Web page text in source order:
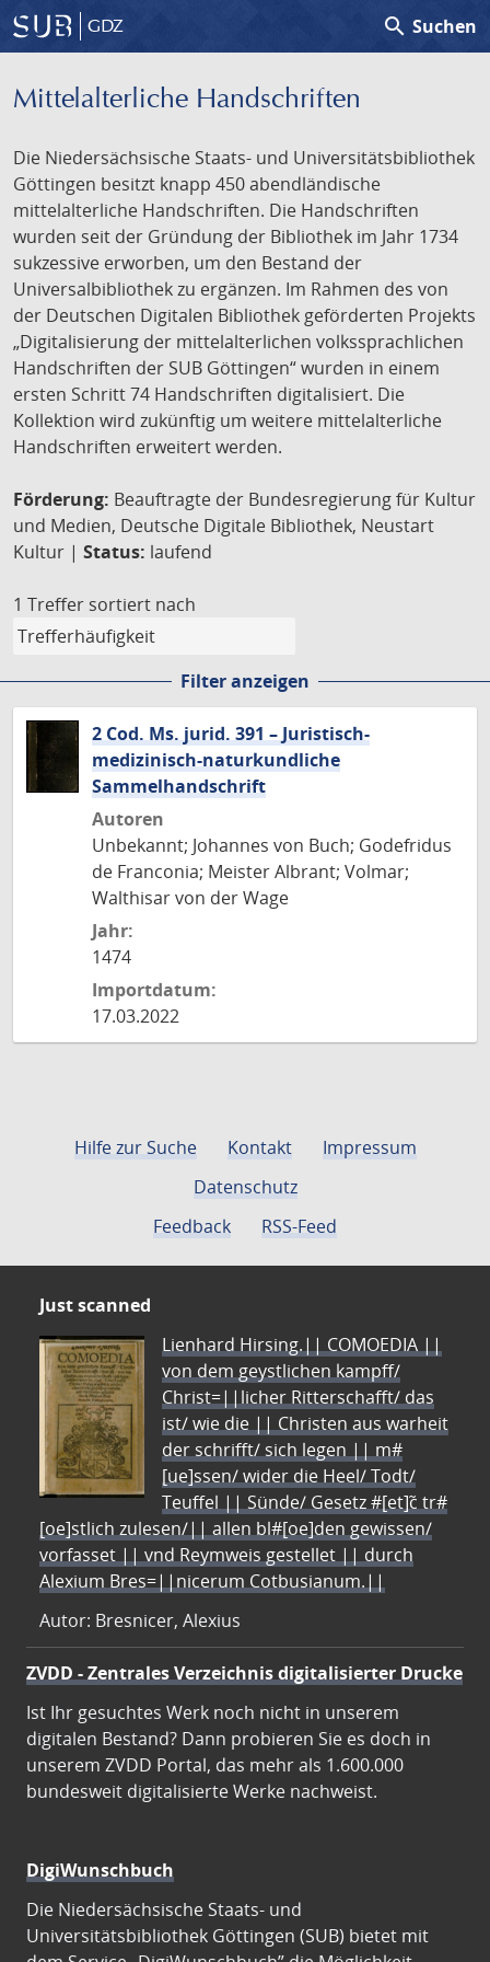
GDZ search Suchen
Mittelalterliche Handschriften
Die Niedersächsische Staats- und Universitätsbibliothek
Göttingen besitzt knapp 450 abendländische
mittelalterliche Handschriften. Die Handschriften
wurden seit der Gründung der Bibliothek im Jahr 1734
sukzessive erworben, um den Bestand der
Universalbibliothek zu ergänzen. Im Rahmen des von
der Deutschen Digitalen Bibliothek geförderten Projekts
„Digitalisierung der mittelalterlichen volkssprachlichen
Handschriften der SUB Göttingen“ wurden in einem
ersten Schritt 74 Handschriften digitalisiert. Die
Kollektion wird zukünftig um weitere mittelalterliche
Handschriften erweitert werden.
Förderung: Beauftragte der Bundesregierung für Kultur
und Medien, Deutsche Digitale Bibliothek, Neustart
Kultur | Status: laufend
1 Treffer sortiert nach
Filter anzeigen
2 Cod. Ms. jurid. 391 – Juristisch-
medizinisch-naturkundliche
Sammelhandschrift
Autoren
Unbekannt; Johannes von Buch; Godefridus
de Franconia; Meister Albrant; Volmar;
Walthisar von der Wage
Jahr:
1474
Importdatum:
17.03.2022
Hilfe zur Suche Kontakt
Impressum
Datenschutz
Feedback
RSS-Feed
Just scanned
Lienhard Hirsing.|| COMOEDIA ||
von dem geystlichen kampff/
Christ=||licher Ritterschafft/ das
ist/ wie die || Christen aus warheit
der schrifft/ sich legen || m#
[ue]ssen/ wider die Heel/ Todt/
Teuffel || Sünde/ Gesetz #[et]c̃ tr#
[oe]stlich zulesen/|| allen bl#[oe]den gewissen/
vorfasset || vnd Reymweis gestellet || durch
Alexium Bres=||nicerum Cotbusianum.||
Autor: Bresnicer, Alexius
ZVDD - Zentrales Verzeichnis digitalisierter Drucke
Ist Ihr gesuchtes Werk noch nicht in unserem
digitalen Bestand? Dann probieren Sie es doch in
unserem ZVDD Portal, das mehr als 1.600.000
bundesweit digitalisierte Werke nachweist.
DigiWunschbuch
Die Niedersächsische Staats- und
Universitätsbibliothek Göttingen (SUB) bietet mit